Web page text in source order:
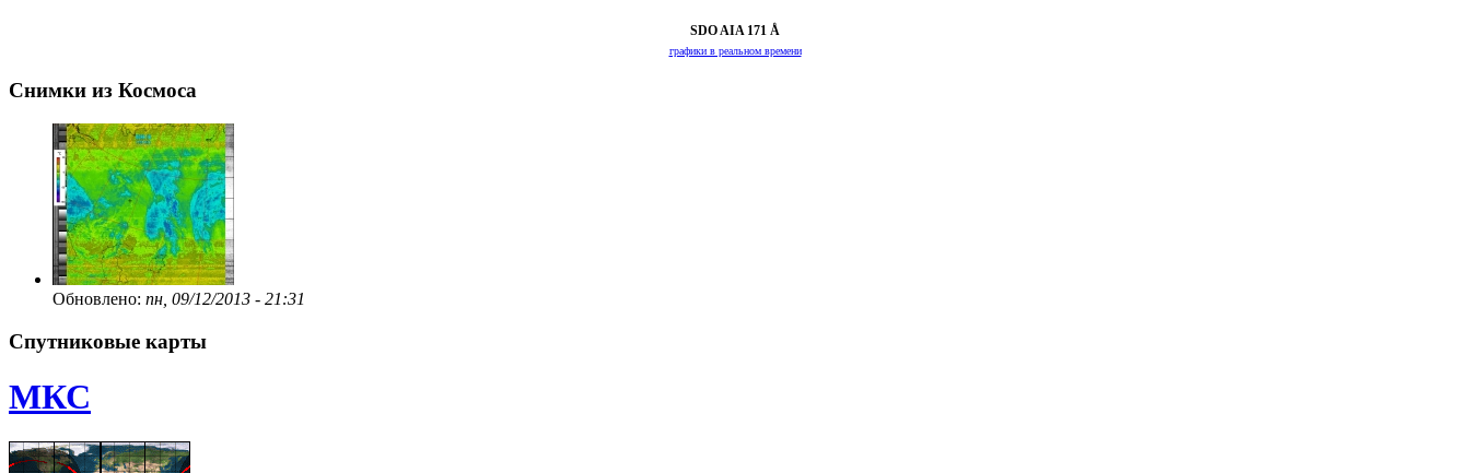
SDO AIA 171 Å
графики в реальном времени
Снимки из Космоса
Обновлено: пн, 09/12/2013 - 21:31
Спутниковые карты
МКС